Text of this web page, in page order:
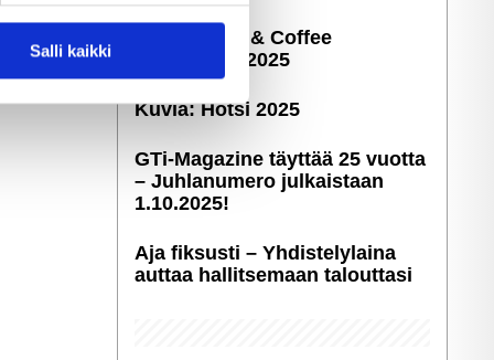
tukemiseen
alan
tietoja muihin tietoihin, joita
Salli kaikki
Kuvia: Cars & Coffee
Savonlinna 2025
Kuvia: Hötsi 2025
GTi-Magazine täyttää 25 vuotta
– Juhlanumero julkaistaan
1.10.2025!
Aja fiksusti – Yhdis­te­ly­laina
auttaa hallitsemaan talouttasi